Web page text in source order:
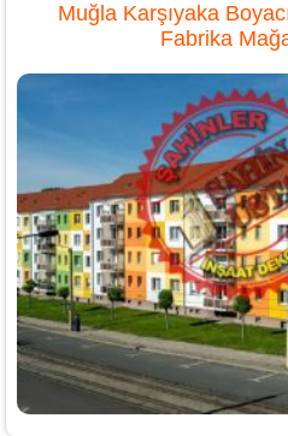
Muğla Karşıyaka
Fabrika